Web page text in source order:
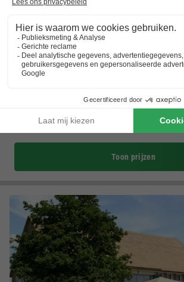
Vodatent Camping Gorishoek
Zeeland,Scherpenisse (7,4 km van Sint-Annaland)
Luxe safaritenten
Visplezier aan de Oosterschelde
Toon prijzen